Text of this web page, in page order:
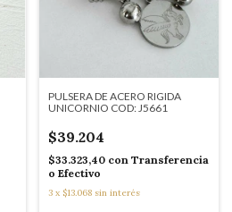
PULSERA DE ACERO RIGIDA
UNICORNIO COD: J5661
$39.204
$33.323,40 con Transferencia
o Efectivo
3 x $13.068 sin interés